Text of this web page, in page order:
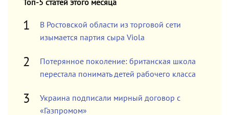
Топ-5 статей этого месяца
В Ростовской области из торговой сети
изымается партия сыра Viola
Потерянное поколение: британская школа
перестала понимать детей рабочего класса
Украина подписали мирный договор с
«Газпромом»